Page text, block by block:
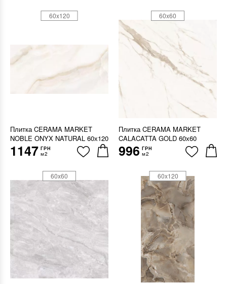
Плитка CERAMA MARKET
NOBLE ONYX NATURAL 60х120
1147 ГРН
м2
60x120
Плитка CERAMA MARKET
CALACATTA GOLD 60х60
996 ГРН
м2
60x60
60x60 60x120